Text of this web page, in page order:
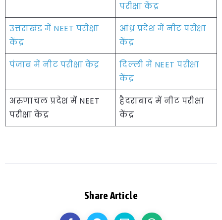
परीक्षा केंद्र
उत्तराखंड में NEET परीक्षा
केंद्र
आंध्र प्रदेश में नीट परीक्षा
केंद्र
पंजाब में नीट परीक्षा केंद्र
दिल्ली में NEET परीक्षा
केंद्र
अरुणाचल प्रदेश में NEET
परीक्षा केंद्र
हैदराबाद में नीट परीक्षा
केंद्र
Share Article